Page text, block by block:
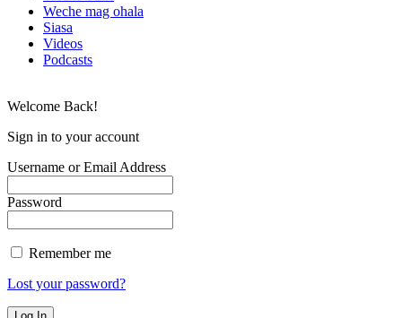
Weche mag ohala
Siasa
Videos
Podcasts
Welcome Back!
Sign in to your account
Username or Email Address
Password
Remember me
Lost your password?